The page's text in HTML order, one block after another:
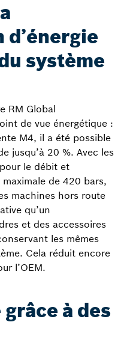
système
RM Global
de vue énergétique :
M4, il a été possible
jusqu’à 20 %. Avec les
le débit et
de 420 bars,
machines hors route
qu’un
et des accessoires
les mêmes
Cela réduit encore
l’OEM.
à des